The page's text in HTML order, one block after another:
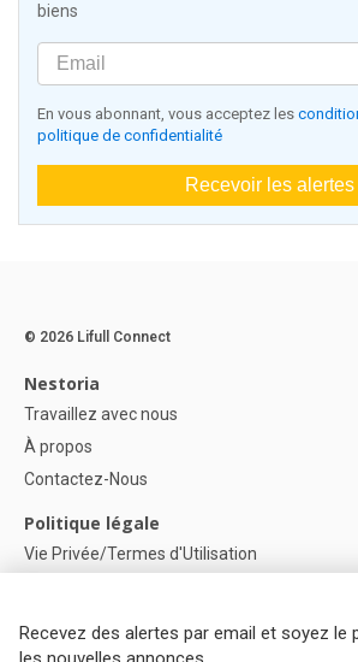
biens
En vous abonnant, vous acceptez les
politique de confidentialité
Recevoir les alertes
Recevez des alertes par email et soyez le
© 2026 Lifull Connect
Nestoria
Travaillez avec nous
À propos
Contactez-Nous
Politique légale
Vie Privée/Termes d'Utilisation
Paramètres des cookies